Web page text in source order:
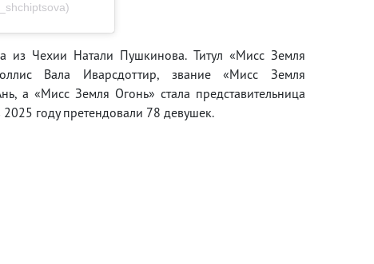
из Чехии Натали Пушкинова. Титул «Мисс Земля
Вала Иварсдоттир, звание «Мисс Земля
а «Мисс Земля Огонь» стала представительница
году претендовали 78 девушек.